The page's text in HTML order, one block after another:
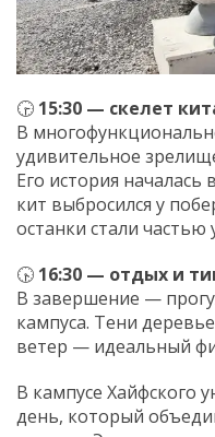
🕞 15:30 — скелет
В
удивительное
Его история началась
кит выбросился у
останки стали
🕟 16:30 — отдых и
В завершение —
кампуса. Тени
ветер — идеальный
В кампусе Хайфского
день, который